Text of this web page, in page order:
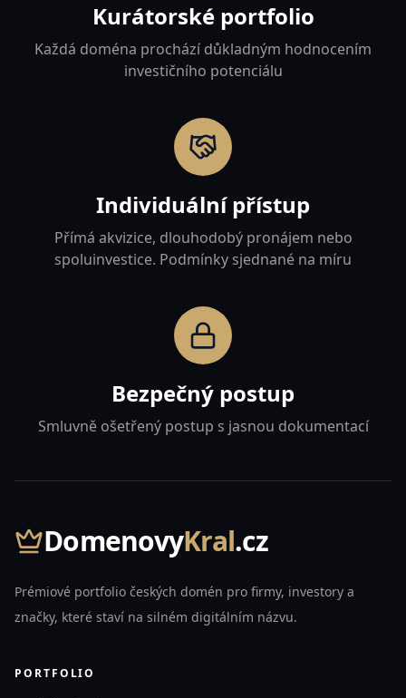
Kurátorské portfolio
Každá doména prochází důkladným hodnocením
investičního potenciálu
Individuální přístup
Přímá akvizice, dlouhodobý pronájem nebo
spoluinvestice. Podmínky sjednané na míru
Bezpečný postup
Smluvně ošetřený postup s jasnou dokumentací
DomenovyKral.cz
Prémiové portfolio českých domén pro firmy, investory a
značky, které staví na silném digitálním názvu.
PORTFOLIO